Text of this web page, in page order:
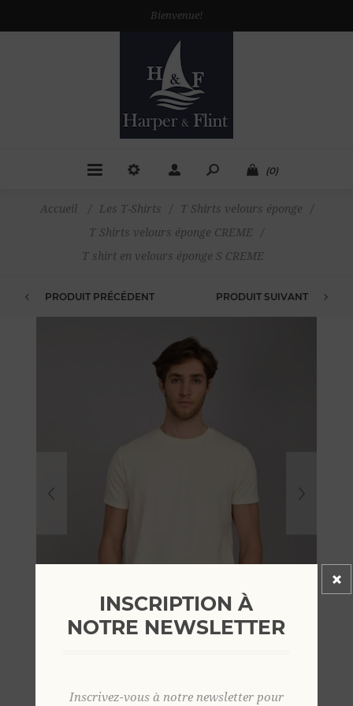
Bienvenue!
(0)
Accueil / Les T-Shirts / T Shirts velours éponge
/
T Shirts velours éponge CREME
/
T shirt en velours éponge S CREME
PRODUIT PRÉCÉDENT PRODUIT SUIVANT
INSCRIPTION À
NOTRE NEWSLETTER
Inscrivez-vous à notre newsletter pour